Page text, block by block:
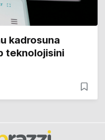
kadrosuna
teknolojisini